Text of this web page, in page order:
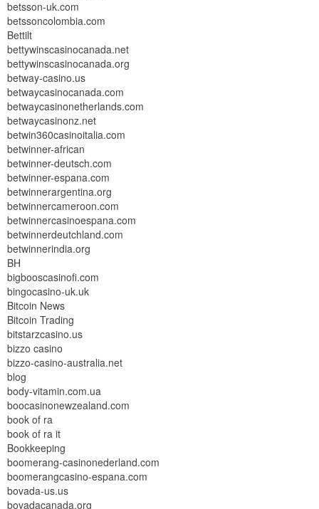
betsson-uk.com
betssoncolombia.com
Bettilt
bettywinscasinocanada.net
bettywinscasinocanada.org
betway-casino.us
betwaycasinocanada.com
betwaycasinonetherlands.com
betwaycasinonz.net
betwin360casinoitalia.com
betwinner-african
betwinner-deutsch.com
betwinner-espana.com
betwinnerargentina.org
betwinnercameroon.com
betwinnercasinoespana.com
betwinnerdeutchland.com
betwinnerindia.org
BH
bigbooscasinofi.com
bingocasino-uk.uk
Bitcoin News
Bitcoin Trading
bitstarzcasino.us
bizzo casino
bizzo-casino-australia.net
blog
body-vitamin.com.ua
boocasinonewzealand.com
book of ra
book of ra it
Bookkeeping
boomerang-casinonederland.com
boomerangcasino-espana.com
bovada-us.us
bovadacanada.org